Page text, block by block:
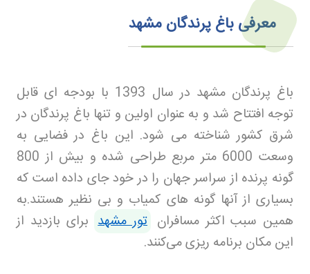
معرفی باغ پرندگان مشهد
باغ پرندگان مشهد در سال 1393 با بودجه ای قابل
توجه افتتاح شد و به عنوان اولین و تنها باغ پرندگان در
شرق کشور شناخته می شود. این باغ در فضایی به
وسعت 6000 متر مربع طراحی شده و بیش از 800
گونه پرنده از سراسر جهان را در خود جای داده است که
بسیاری از آنها گونه های کمیاب و بی نظیر هستند.به
همین سبب اکثر مسافران تور مشهد برای بازدید از
این مکان برنامه ریزی می‌کنند.